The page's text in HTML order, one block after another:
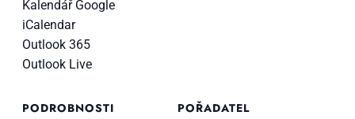
Kalendář Google
iCalendar
Outlook 365
Outlook Live
PODROBNOSTI
POŘADATEL